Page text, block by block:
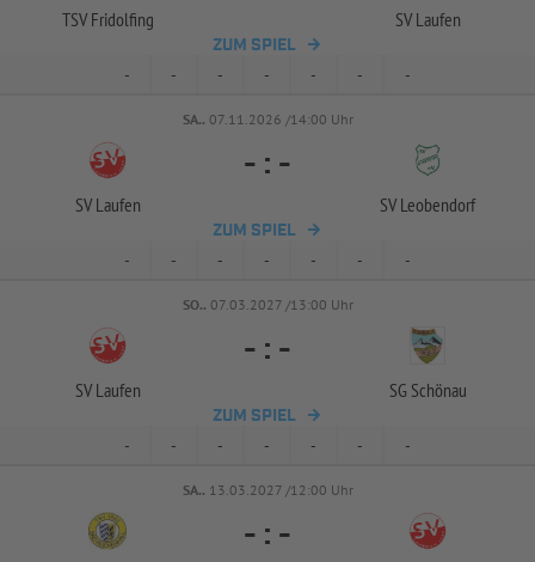
TSV Fridolfing SV Laufen
ZUM SPIEL
- - - - - - -
SA.. 07.11.2026 /14:00 Uhr
SV Laufen
- : -
SV Leobendorf
ZUM SPIEL
- - - - - - -
SO.. 07.03.2027 /13:00 Uhr
SV Laufen
- : -
SG Schönau
ZUM SPIEL
- - - - - - -
SA.. 13.03.2027 /12:00 Uhr
- : -